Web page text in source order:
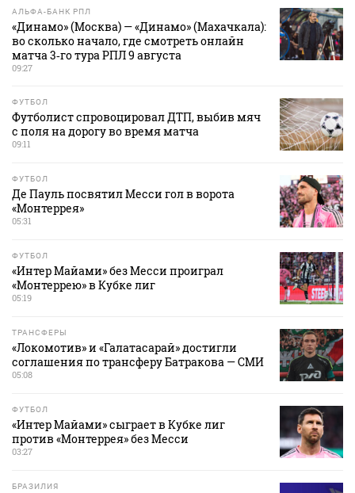
АЛЬФА-БАНК РПЛ
«Динамо» (Москва) — «Динамо» (Махачкала):
во сколько начало, где смотреть онлайн
матча 3‑го тура РПЛ 9 августа
09:27
ФУТБОЛ
Футболист спровоцировал ДТП, выбив мяч
с поля на дорогу во время матча
09:11
ФУТБОЛ
Де Пауль посвятил Месси гол в ворота
«Монтеррея»
05:31
ФУТБОЛ
«Интер Майами» без Месси проиграл
«Монтеррею» в Кубке лиг
05:19
ТРАНСФЕРЫ
«Локомотив» и «Галатасарай» достигли
соглашения по трансферу Батракова — СМИ
05:08
ФУТБОЛ
«Интер Майами» сыграет в Кубке лиг
против «Монтеррея» без Месси
03:27
БРАЗИЛИЯ